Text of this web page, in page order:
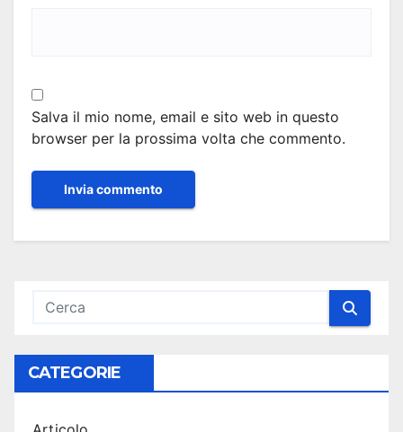
Salva il mio nome, email e sito web in questo
browser per la prossima volta che commento.
CATEGORIE